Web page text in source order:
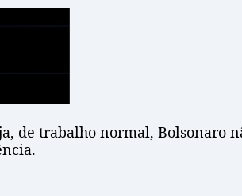
de trabalho normal, Bolsonaro